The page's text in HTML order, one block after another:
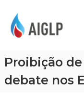
P
Proibição
debate nos